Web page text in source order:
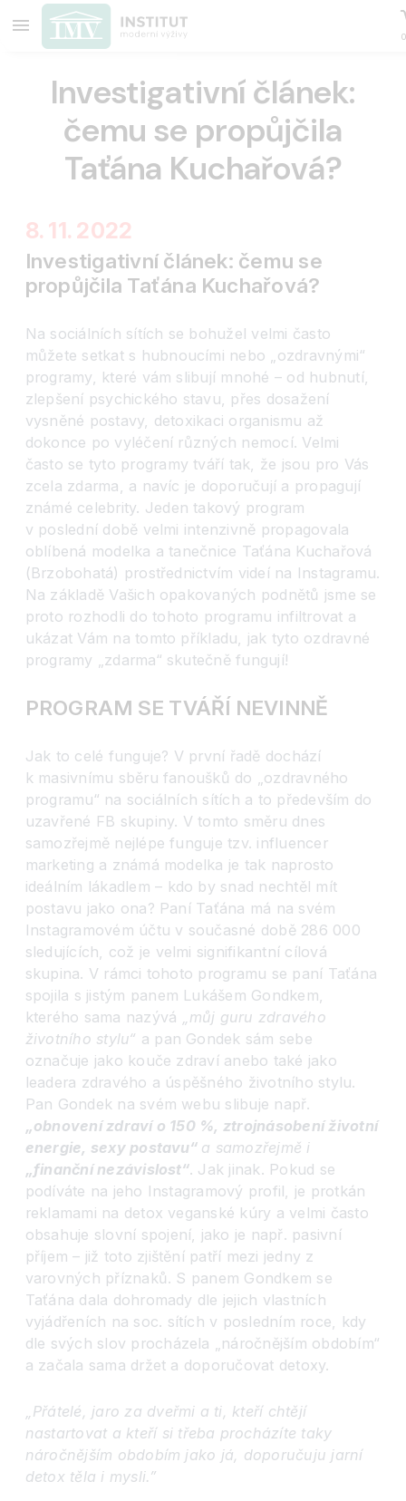
Investigativní článek:
čemu se propůjčila
Taťána Kuchařová?
8. 11. 2022
Investigativní článek: čemu se
propůjčila Taťána Kuchařová?
Na sociálních sítích se bohužel velmi často
můžete setkat s hubnoucími nebo „ozdravnými“
programy, které vám slibují mnohé – od hubnutí,
zlepšení psychického stavu, přes dosažení
vysněné postavy, detoxikaci organismu až
dokonce po vyléčení různých nemocí. Velmi
často se tyto programy tváří tak, že jsou pro Vás
zcela zdarma, a navíc je doporučují a propagují
známé celebrity. Jeden takový program
v poslední době velmi intenzivně propagovala
oblíbená modelka a tanečnice Taťána Kuchařová
(Brzobohatá) prostřednictvím videí na Instagramu.
Na základě Vašich opakovaných podnětů jsme se
proto rozhodli do tohoto programu infiltrovat a
ukázat Vám na tomto příkladu, jak tyto ozdravné
programy „zdarma“ skutečně fungují!
PROGRAM SE TVÁŘÍ NEVINNĚ
Jak to celé funguje? V první řadě dochází
k masivnímu sběru fanoušků do „ozdravného
programu“ na sociálních sítích a to především do
uzavřené FB skupiny. V tomto směru dnes
samozřejmě nejlépe funguje tzv. influencer
marketing a známá modelka je tak naprosto
ideálním lákadlem – kdo by snad nechtěl mít
postavu jako ona? Paní Taťána má na svém
Instagramovém účtu v současné době 286 000
sledujících, což je velmi signifikantní cílová
skupina. V rámci tohoto programu se paní Taťána
spojila s jistým panem Lukášem Gondkem,
kterého sama nazývá
„můj guru zdravého
životního stylu“ a pan Gondek sám sebe
označuje jako kouče zdraví anebo také jako
leadera zdravého a úspěšného životního stylu.
Pan Gondek na svém webu slibuje např.
„obnovení zdraví o 150 %, ztrojnásobení životní
energie, sexy postavu“ a samozřejmě i
„finanční nezávislost“. Jak jinak. Pokud se
podíváte na jeho Instagramový profil, je protkán
reklamami na detox veganské kúry a velmi často
obsahuje slovní spojení, jako je např. pasivní
příjem – již toto zjištění patří mezi jedny z
varovných příznaků. S panem Gondkem se
Taťána dala dohromady dle jejich vlastních
vyjádřeních na soc. sítích v posledním roce, kdy
dle svých slov procházela „náročnějším obdobím“
a začala sama držet a doporučovat detoxy.
„Přátelé, jaro za dveřmi a ti, kteří chtějí
nastartovat a kteří si třeba procházíte taky
náročnějším obdobím jako já, doporučuju jarní
detox těla i mysli.”